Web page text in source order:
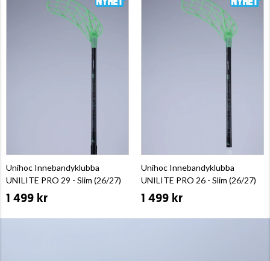
Unihoc Innebandyklubba
UNILITE PRO 29 - Slim (26/27)
1 499 kr
Unihoc Innebandyklubba
UNILITE PRO 26 - Slim (26/27)
1 499 kr